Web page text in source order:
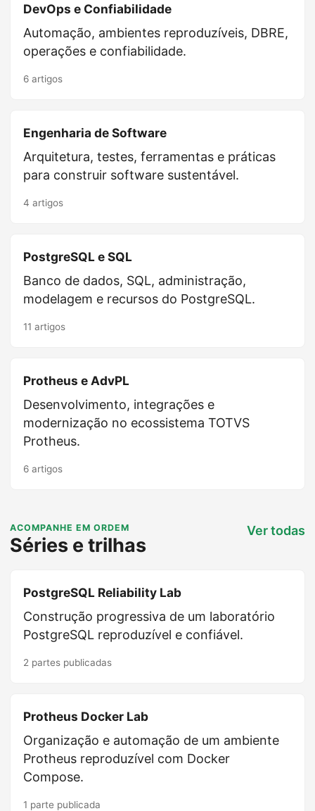
DevOps e Confiabilidade
Automação, ambientes reproduzíveis, DBRE,
operações e confiabilidade.
6 artigos
Engenharia de Software
Arquitetura, testes, ferramentas e práticas
para construir software sustentável.
4 artigos
PostgreSQL e SQL
Banco de dados, SQL, administração,
modelagem e recursos do PostgreSQL.
11 artigos
Protheus e AdvPL
Desenvolvimento, integrações e
modernização no ecossistema TOTVS
Protheus.
6 artigos
ACOMPANHE EM ORDEM
Séries e trilhas
Ver todas
PostgreSQL Reliability Lab
Construção progressiva de um laboratório
PostgreSQL reproduzível e confiável.
2 partes publicadas
Protheus Docker Lab
Organização e automação de um ambiente
Protheus reproduzível com Docker
Compose.
1 parte publicada